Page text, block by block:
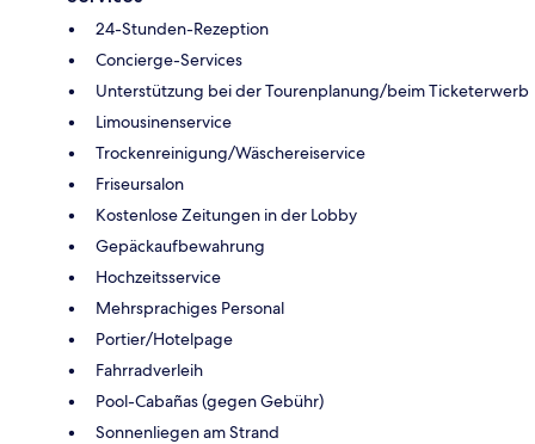
24-Stunden-Rezeption
Concierge-Services
Unterstützung bei der Tourenplanung/beim Ticketerwerb
Limousinenservice
Trockenreinigung/Wäschereiservice
Friseursalon
Kostenlose Zeitungen in der Lobby
Gepäckaufbewahrung
Hochzeitsservice
Mehrsprachiges Personal
Portier/Hotelpage
Fahrradverleih
Pool-Cabañas (gegen Gebühr)
Sonnenliegen am Strand